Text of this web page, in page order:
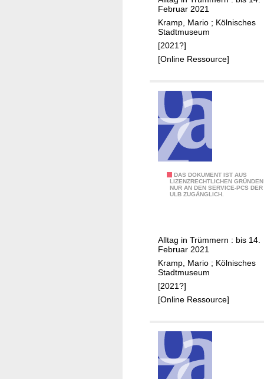
l
n
1
9
4
Februar 2021
Kramp, Mario ; Kölnisches
Stadtmuseum
[2021?]
[Online Ressource]
DAS DOKUMENT IST AUS
LIZENZRECHTLICHEN GRÜNDEN
NUR AN DEN SERVICE-PCS DER
ULB ZUGÄNGLICH.
l
n
1
9
4
Alltag in Trümmern : bis 14.
Februar 2021
Kramp, Mario ; Kölnisches
Stadtmuseum
[2021?]
[Online Ressource]